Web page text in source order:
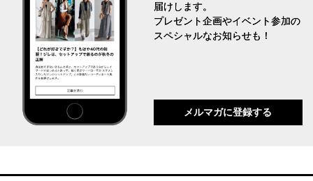
届けします。
プレゼント企画やイベント参加の
スペシャルなお知らせも！
メルマガに登録する